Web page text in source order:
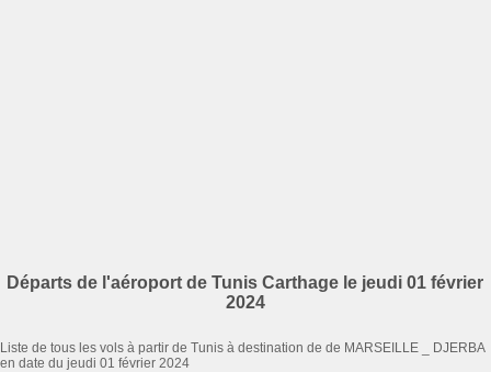
Départs de l'aéroport de Tunis Carthage le jeudi 01 février
2024
Liste de tous les vols à partir de Tunis à destination de de MARSEILLE _ DJERBA
en date du jeudi 01 février 2024